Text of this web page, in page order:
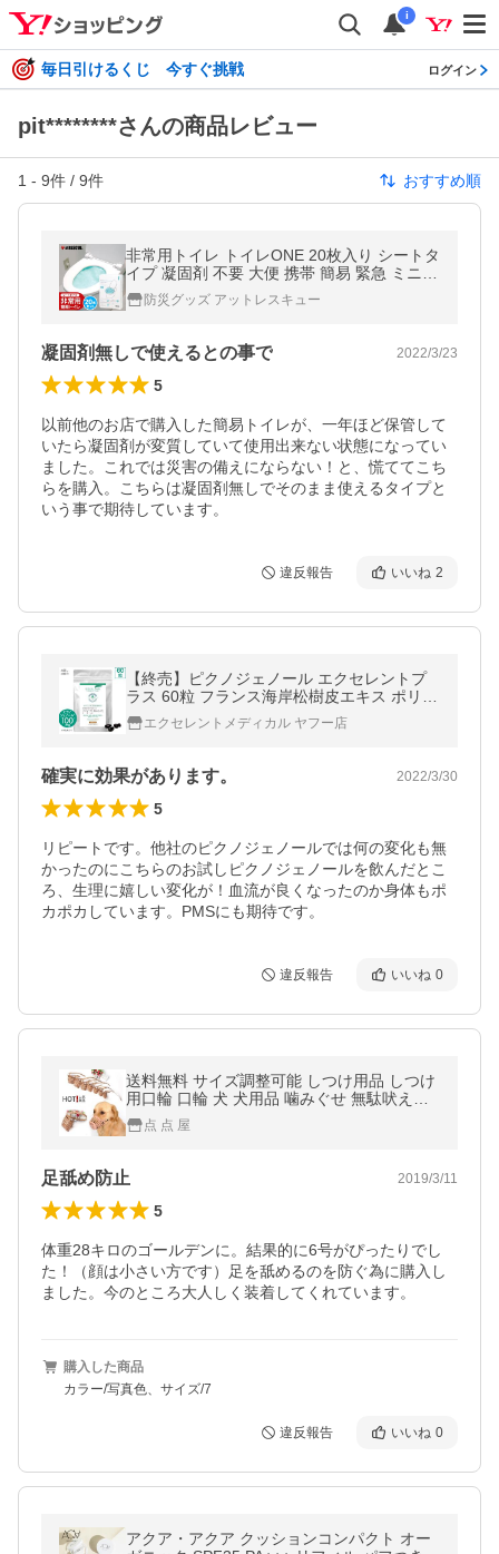
i
毎日引けるくじ 今すぐ挑戦 ログイン
pit********さんの商品レビュー
1 - 9件 / 9件 おすすめ順
非常用トイレ トイレONE 20枚入り シートタ
イプ 凝固剤 不要 大便 携帯 簡易 緊急 ミニ
防災用 緊急用 消臭 消音 1枚で3回利用可
能 爆買
防災グッズ アットレスキュー
凝固剤無しで使えるとの事で 2022/3/23
5
以前他のお店で購入した簡易トイレが、一年ほど保管して
いたら凝固剤が変質していて使用出来ない状態になってい
ました。これでは災害の備えにならない！と、慌ててこち
らを購入。こちらは凝固剤無しでそのまま使えるタイプと
いう事で期待しています。
違反報告 いいね 2
【終売】ピクノジェノール エクセレントプ
ラス 60粒 フランス海岸松樹皮エキス ポリフ
ェノール
エクセレントメディカル ヤフー店
確実に効果があります。 2022/3/30
5
リピートです。他社のピクノジェノールでは何の変化も無
かったのにこちらのお試しピクノジェノールを飲んだとこ
ろ、生理に嬉しい変化が！血流が良くなったのか身体もポ
カポカしています。PMSにも期待です。
違反報告 いいね 0
送料無料 サイズ調整可能 しつけ用品 しつけ
用口輪 口輪 犬 犬用品 噛みぐせ 無駄吠え防
止 ペットグッズ ペット用品
点 点 屋
足舐め防止 2019/3/11
5
体重28キロのゴールデンに。結果的に6号がぴったりでし
た！（顔は小さい方です）足を舐めるのを防ぐ為に購入し
ました。今のところ大人しく装着してくれています。
購入した商品
カラー/写真色、サイズ/7
違反報告 いいね 0
アクア・アクア クッションコンパクト オー